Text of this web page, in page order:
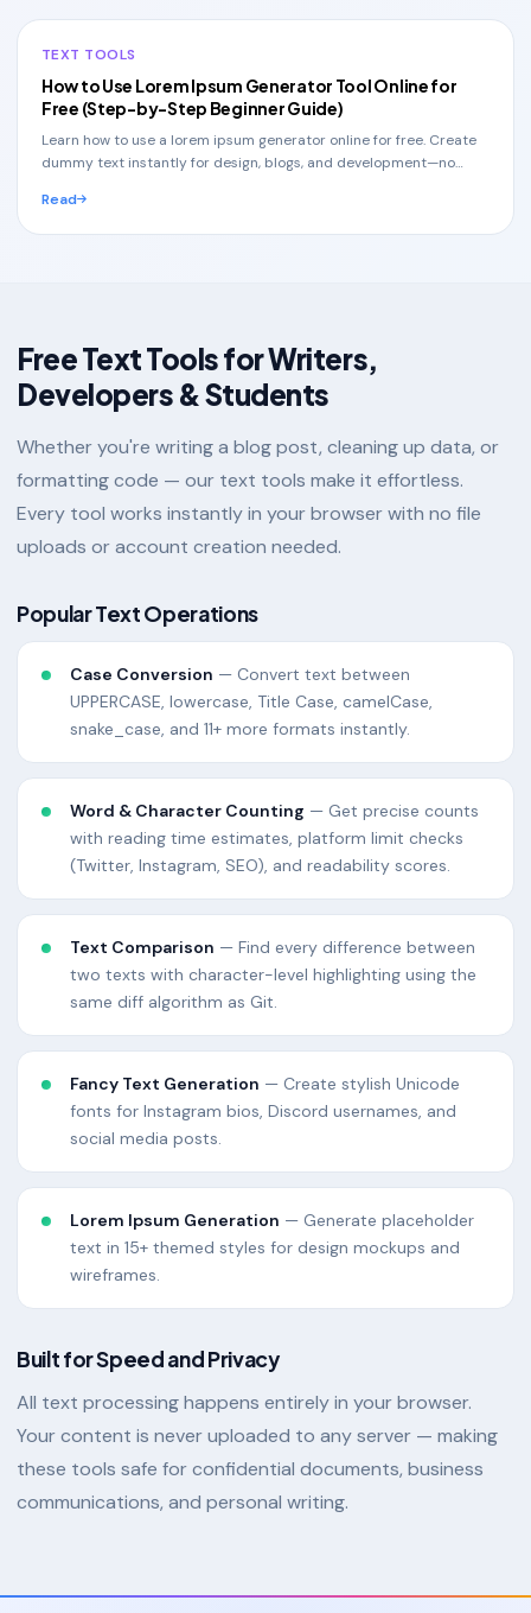
TEXT TOOLS
How to Use Lorem Ipsum Generator Tool Online for
Free (Step-by-Step Beginner Guide)
Learn how to use a lorem ipsum generator online for free. Create
dummy text instantly for design, blogs, and development—no
Read
Free Text Tools for Writers,
Developers & Students
Whether you're writing a blog post, cleaning up data, or
formatting code — our text tools make it effortless.
Every tool works instantly in your browser with no file
uploads or account creation needed.
Popular Text Operations
Case Conversion — Convert text between
UPPERCASE, lowercase, Title Case, camelCase,
snake_case, and 11+ more formats instantly.
Word & Character Counting — Get precise counts
with reading time estimates, platform limit checks
(Twitter, Instagram, SEO), and readability scores.
Text Comparison — Find every difference between
two texts with character-level highlighting using the
same diff algorithm as Git.
Fancy Text Generation — Create stylish Unicode
fonts for Instagram bios, Discord usernames, and
social media posts.
Lorem Ipsum Generation — Generate placeholder
text in 15+ themed styles for design mockups and
wireframes.
Built for Speed and Privacy
All text processing happens entirely in your browser.
Your content is never uploaded to any server — making
these tools safe for confidential documents, business
communications, and personal writing.